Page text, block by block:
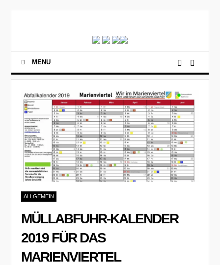
MENU
ALLGEMEIN
MÜLLABFUHR-KALENDER
2019 FÜR DAS
MARIENVIERTEL